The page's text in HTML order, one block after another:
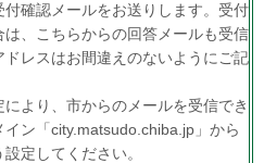
確認メールをお送りします。受付
、こちらからの回答メールも受信
レスはお間違えのないようにご記
より、市からのメールを受信でき
ン「city.matsudo.chiba.jp」から
定してください。